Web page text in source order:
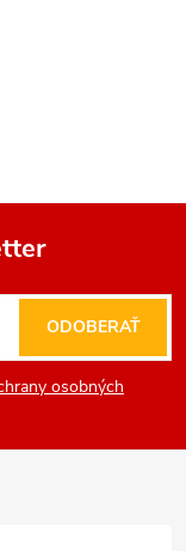
osobných
ODOBERAŤ